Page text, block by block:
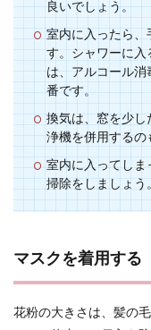
良いでしょう。
室内に入ったら、
す。シャワーに入
は、アルコール消
番です。
換気は、窓を少し
浄機を併用するの
室内に入ってしま
掃除をしましょう
マスクを着用する
花粉の大きさは、髪の